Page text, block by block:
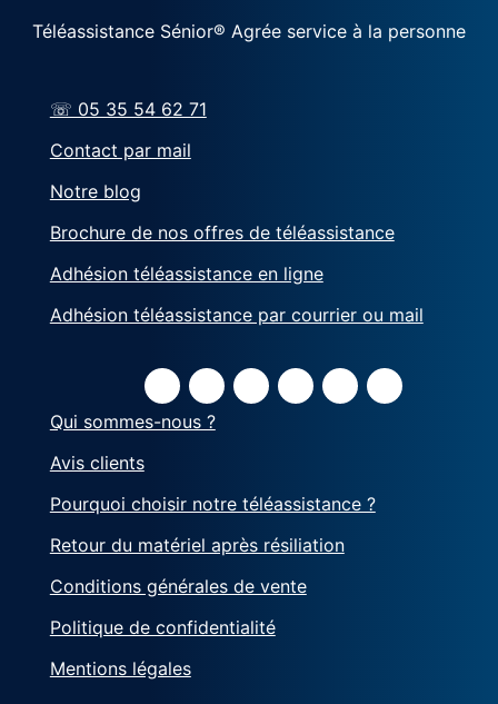
Téléassistance Sénior® Agrée service à la personne
☏ 05 35 54 62 71
Contact par mail
Notre blog
Brochure de nos offres de téléassistance
Adhésion téléassistance en ligne
Adhésion téléassistance par courrier ou mail
Qui sommes-nous ?
Avis clients
Pourquoi choisir notre téléassistance ?
Retour du matériel après résiliation
Conditions générales de vente
Politique de confidentialité
Mentions légales